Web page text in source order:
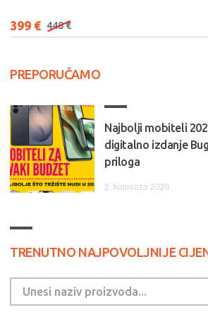
399 € 448 €
PREPORUČAMO
Najbolji mobiteli
digitalno izdanje
priloga
2. kolovoza 2026.
TRENUTNO NAJPOVOLJNIJE